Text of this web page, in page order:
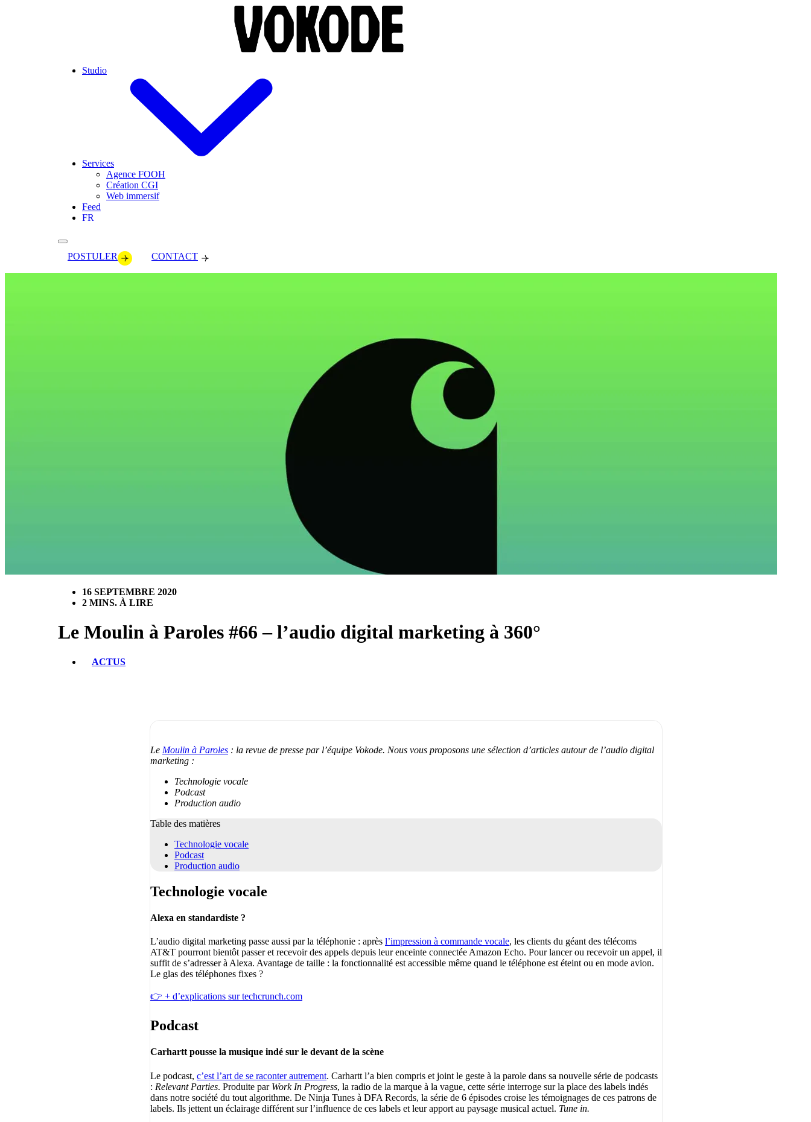
Studio
Services
Agence FOOH
Création CGI
Web immersif
Feed
FR
POSTULER CONTACT
16 SEPTEMBRE 2020
2 MINS. À LIRE
Le Moulin à Paroles #66 – l’audio digital marketing à 360°
ACTUS
Le Moulin à Paroles : la revue de presse par l’équipe Vokode. Nous vous proposons une sélection d’articles autour de l’audio digital
marketing :
Technologie vocale
Podcast
Production audio
Table des matières
Technologie vocale
Podcast
Production audio
Technologie vocale
Alexa en standardiste ?
L’audio digital marketing passe aussi par la téléphonie : après l’impression à commande vocale, les clients du géant des télécoms
AT&T pourront bientôt passer et recevoir des appels depuis leur enceinte connectée Amazon Echo. Pour lancer ou recevoir un appel, il
suffit de s’adresser à Alexa. Avantage de taille : la fonctionnalité est accessible même quand le téléphone est éteint ou en mode avion.
Le glas des téléphones fixes ?
👉 + d’explications sur techcrunch.com
Podcast
Carhartt pousse la musique indé sur le devant de la scène
Le podcast, c’est l’art de se raconter autrement. Carhartt l’a bien compris et joint le geste à la parole dans sa nouvelle série de podcasts
: Relevant Parties. Produite par Work In Progress, la radio de la marque à la vague, cette série interroge sur la place des labels indés
dans notre société du tout algorithme. De Ninja Tunes à DFA Records, la série de 6 épisodes croise les témoignages de ces patrons de
labels. Ils jettent un éclairage différent sur l’influence de ces labels et leur apport au paysage musical actuel. Tune in.